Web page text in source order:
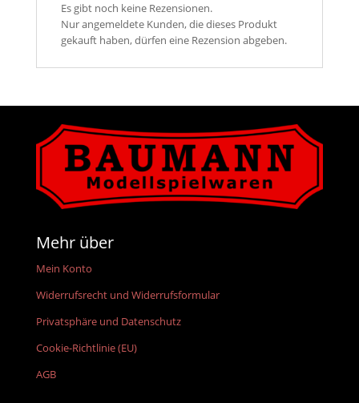
Es gibt noch keine Rezensionen.
Nur angemeldete Kunden, die dieses Produkt
gekauft haben, dürfen eine Rezension abgeben.
Mehr über
Mein Konto
Widerrufsrecht und Widerrufsformular
Privatsphäre und Datenschutz
Cookie-Richtlinie (EU)
AGB